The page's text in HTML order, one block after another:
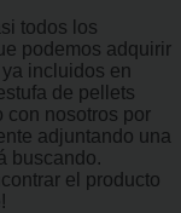
todos los
podemos adquirir
incluidos en
de pellets
con nosotros por
adjuntando una
buscando.
el producto